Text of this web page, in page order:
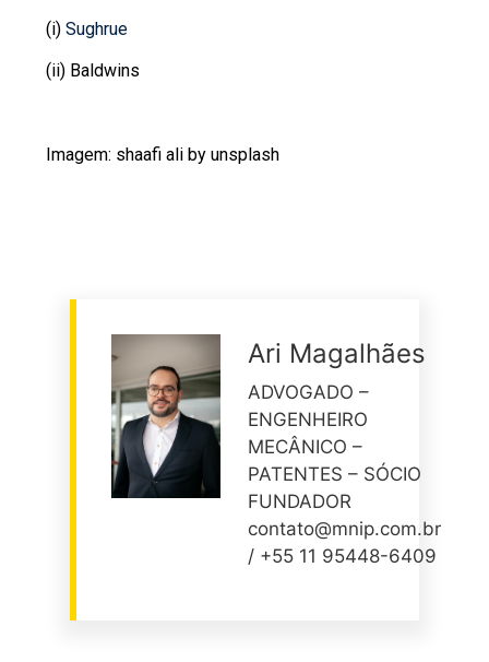
(i) Sughrue
(ii) Baldwins
Imagem: shaafi ali by unsplash
Ari Magalhães
ADVOGADO –
ENGENHEIRO
MECÂNICO –
PATENTES – SÓCIO
FUNDADOR
contato@mnip.com.br
/ +55 11 95448-6409